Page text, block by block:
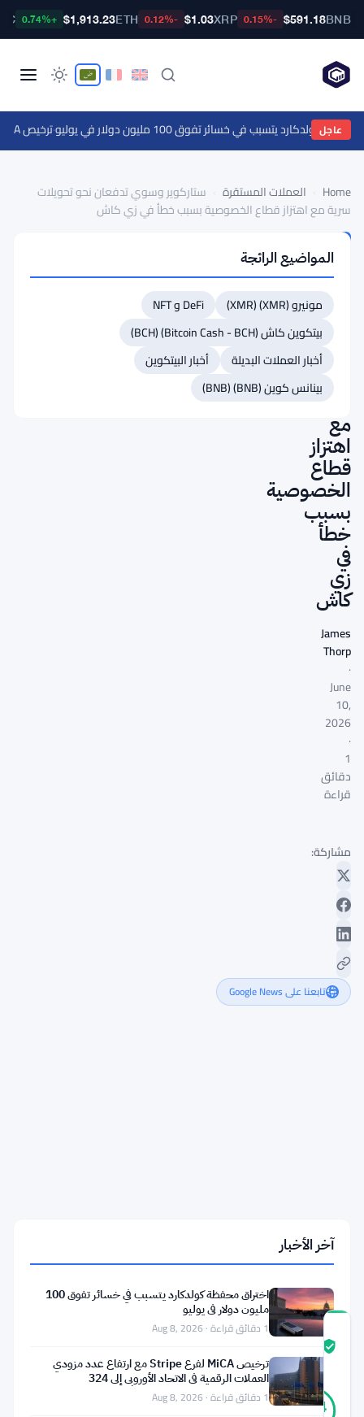
BNB
$591.18
-0.15%
XRP
$1.03
-0.12%
ETH
$1,913.23
+0.74%
عاجل
كولدكارد يتسبب في خسائر تفوق 100 مليون دولار في يوليو ·ترخيص MiCA لفرع Stripe مع ارتفاع عدد مزودي العملات الرقمية في الاتحاد الأوروبي إلى 324
Home العملات المستقرة
ستاركوير وسوي تدفعان نحو تحويلات
سرية مع اهتزاز قطاع الخصوصية بسبب خطأ في زي كاش
المستقرة
وسوي
تدفعان
تحويلات
سرية
مع
اهتزاز
قطاع
الخصوصية
بسبب
خطأ
في
زي
كاش
James
Thorp
·
June
10,
2026
·
1
دقائق
قراءة
مشاركة:
تابعنا على Google News
كاش
درجة
المجتمع
84
موثّق
أصوات
المواضيع الرائجة
مونيرو (XMR) (XMR)
DeFi و NFT
بيتكوين كاش (Bitcoin Cash - BCH) (BCH)
أخبار العملات البديلة
أخبار البيتكوين
بينانس كوين (BNB) (BNB)
آخر الأخبار
اختراق محفظة كولدكارد يتسبب في خسائر تفوق 100
مليون دولار في يوليو
1 دقائق قراءة · Aug 8, 2026
ترخيص MiCA لفرع Stripe مع ارتفاع عدد مزودي
العملات الرقمية في الاتحاد الأوروبي إلى 324
1 دقائق قراءة · Aug 8, 2026